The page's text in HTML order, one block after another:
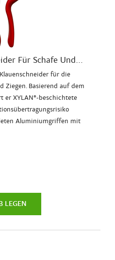
Für Schafe Und...
für die
Ziegen. Basierend auf dem
er XYLAN®-beschichtete
Aluminiumgriffen mit
LEGEN